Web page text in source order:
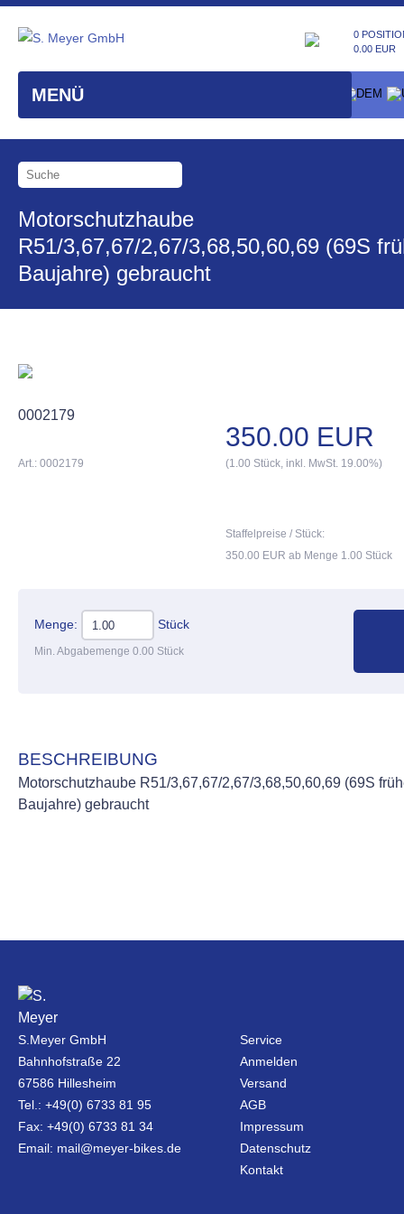
MENÜ
0
0.00 EUR
Motorschutzhaube
R51/3,67,67/2,67/3,68,50,60,69 (69S
Baujahre) gebraucht
0002179
350.00 EUR
Art.: 0002179 (1.00 Stück, inkl. MwSt. 19.00%)
Staffelpreise / Stück:
350.00 EUR ab Menge 1.00 Stück
Menge: Stück
Min. Abgabemenge 0.00 Stück
BESCHREIBUNG
Motorschutzhaube R51/3,67,67/2,67/3,68,50,60,69 (69S
Baujahre) gebraucht
S.Meyer GmbH
Bahnhofstraße 22
67586 Hillesheim
Tel.: +49(0) 6733 81 95
Fax: +49(0) 6733 81 34
Email: mail@meyer-bikes.de
Service
Anmelden
Versand
AGB
Impressum
Datenschutz
Kontakt